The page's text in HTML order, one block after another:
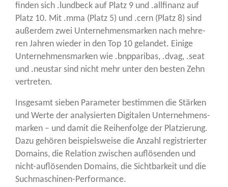
fin­den sich .lund­beck auf Platz 9 und .all­fi­nanz auf
Platz 10. Mit .mma (Platz 5) und .cern (Platz 8) sind
außer­dem zwei Unter­neh­mens­mar­ken nach meh­re­
ren Jah­ren wie­der in den Top 10 gelan­det. Eini­ge
Unter­neh­mens­mar­ken wie .bnppa­ri­bas, .dvag, .seat
und .neu­star sind nicht mehr unter den bes­ten Zehn
vertreten.
Ins­ge­samt sie­ben Para­me­ter bestim­men die Stär­ken
und Wer­te der ana­ly­sier­ten Digi­ta­len Unter­neh­mens­
mar­ken – und damit die Rei­hen­fol­ge der Plat­zie­rung.
Dazu gehö­ren bei­spiels­wei­se die Anzahl regis­trier­ter
Domains, die Rela­ti­on zwi­schen auf­lö­sen­den und
nicht-auf­lö­sen­den Domains, die Sicht­bar­keit und die
Suchmaschinen-Performance.